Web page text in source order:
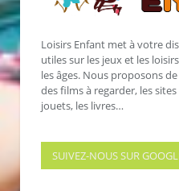
Loisirs Enfant met à votre
utiles sur les jeux et les
les âges. Nous proposons
des films à regarder, les
jouets, les livres…
SUIVEZ-NOUS SUR